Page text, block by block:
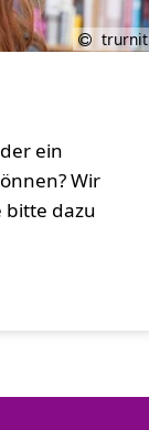
trurnit
ein
Wir
bitte dazu